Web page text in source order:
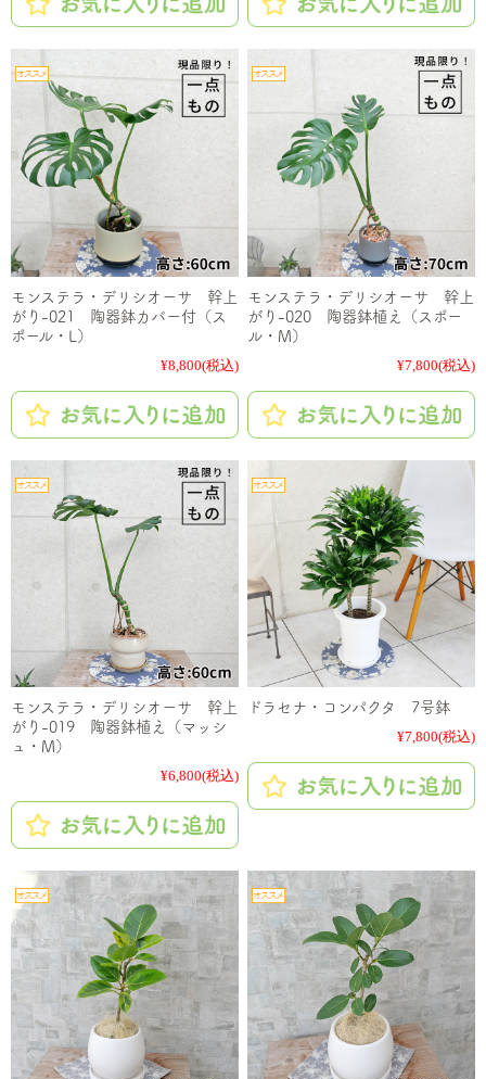
モンステラ・デリシオーサ 幹上
がり-021 陶器鉢カバー付（ス
ポール・L）
¥8,800(税込)
モンステラ・デリシオーサ 幹上
がり-020 陶器鉢植え（スポー
ル・M）
¥7,800(税込)
モンステラ・デリシオーサ 幹上
がり-019 陶器鉢植え（マッシ
ュ・M）
¥6,800(税込)
ドラセナ・コンパクタ 7号鉢
¥7,800(税込)